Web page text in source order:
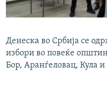
Денеска во Србија се
избори во повеќе
Бор, Аранѓеловац, Кула